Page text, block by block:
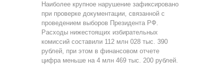
Наиболее крупное нарушение зафиксировано
при проверке документации, связанной с
проведением выборов Президента РФ.
Расходы нижестоящих избирательных
комиссий составили 112 млн 028 тыс. 390
рублей, при этом в финансовом отчете
цифра меньше на 4 млн 469 тыс. 200 рублей.